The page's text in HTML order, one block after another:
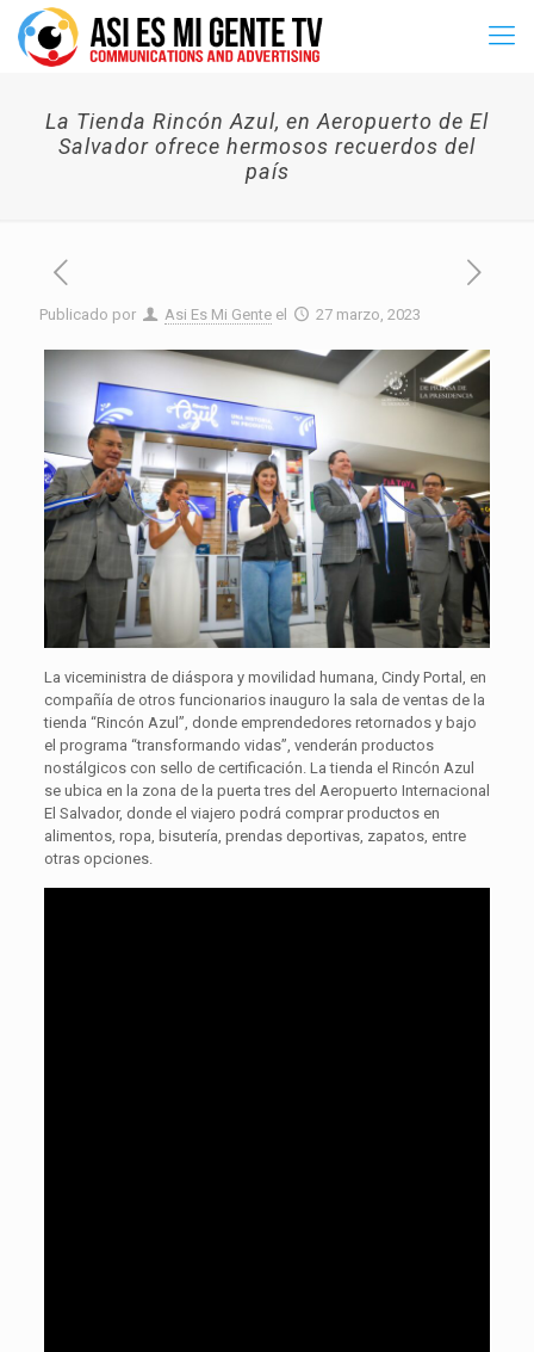
La Tienda Rincón Azul, en Aeropuerto de El
Salvador ofrece hermosos recuerdos del
país
Publicado por Asi Es Mi Gente el 27 marzo, 2023
La viceministra de diáspora y movilidad humana, Cindy Portal, en
compañía de otros funcionarios inauguro la sala de ventas de la
tienda “Rincón Azul”, donde emprendedores retornados y bajo
el programa “transformando vidas”, venderán productos
nostálgicos con sello de certificación. La tienda el Rincón Azul
se ubica en la zona de la puerta tres del Aeropuerto Internacional
El Salvador, donde el viajero podrá comprar productos en
alimentos, ropa, bisutería, prendas deportivas, zapatos, entre
otras opciones.